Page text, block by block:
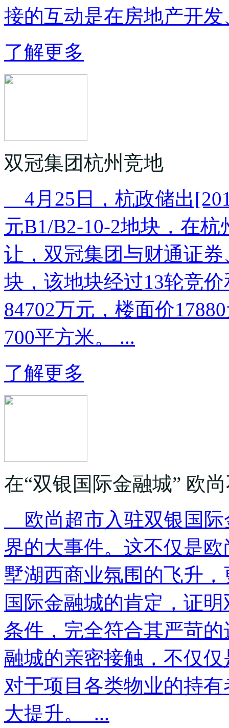
接的互动是在房地产开
了解更多
双冠集团杭州竞地
4月25日，杭政储出
元B1/B2-10-2地块，在
让，双冠集团与财通证
块，该地块经过13轮竞
84702万元，楼面价
700平方米。 ...
了解更多
在“双银国际金融城” 欧
欧尚超市入驻双银国际
界的大事件。这不仅是
墅湖西商业氛围的飞升
国际金融城的肯定，证
条件，完全符合其严苛
融城的亲密接触，不仅
对于项目各类物业的持
大提升。 ...